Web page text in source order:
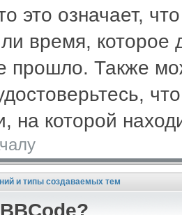
это означает,
время, которое
Также
на которой
и типы создаваемых тем